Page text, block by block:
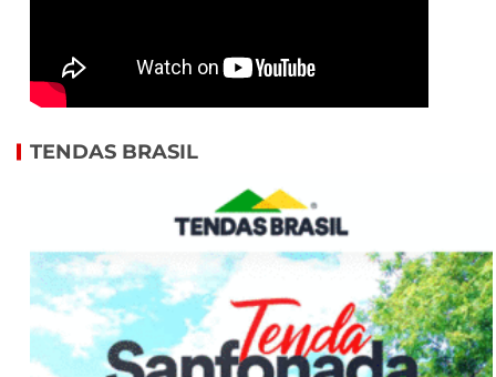
TENDAS BRASIL